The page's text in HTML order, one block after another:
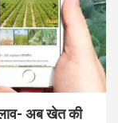
अब खेत की